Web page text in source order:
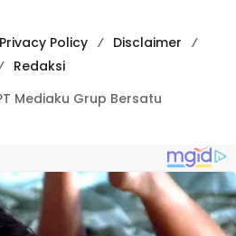
Privacy Policy
Disclaimer
Redaksi
Mediaku Grup Bersatu